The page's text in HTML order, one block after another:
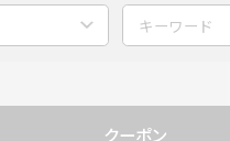
クーポン